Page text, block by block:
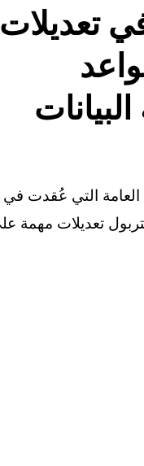
تعديلات
قواعد
العامة التي عُقدت في